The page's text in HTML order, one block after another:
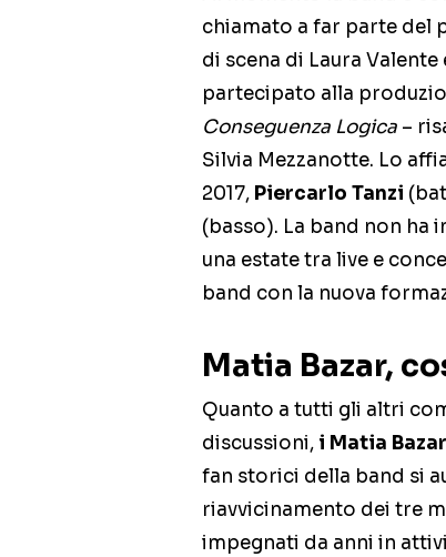
chiamato a far parte del
di scena di Laura
partecipato alla
Conseguenza Logica –
Silvia Mezzanotte. Lo
2017, Piercarlo Tanzi
(basso). La band non
una estate tra live e
band con la nuova
Matia Bazar,
Quanto a tutti gli altri
discussioni, i Matia Bazar
fan storici della band si
riavvicinamento dei tre
impegnati da anni in